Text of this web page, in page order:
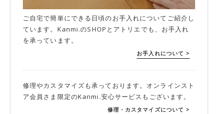
ご自宅で簡単にできる日頃のお手入れについてご紹介し
ています。Kanmi.のSHOPとアトリエでも、お手入れ
を承っています。
お手入れについて >
修理やカスタマイズも承っております。オンラインスト
ア会員さま限定のKanmi.安心サービスもございます。
修理・カスタマイズについて >